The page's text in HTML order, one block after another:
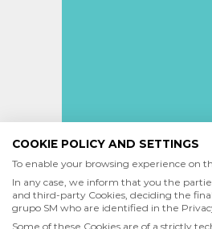
COOKIE POLICY AND SETTINGS
To enable your browsing experience on
In any case, we inform that you the
and third-party Cookies, deciding the
grupo SM who are identified in the
Some of these Cookies are of a strictly